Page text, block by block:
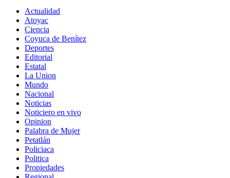
Actualidad
Atoyac
Ciencia
Coyuca de Benítez
Deportes
Editorial
Estatal
La Union
Mundo
Nacional
Noticias
Noticiero en vivo
Opinion
Palabra de Mujer
Petatlán
Policiaca
Politica
Propiedades